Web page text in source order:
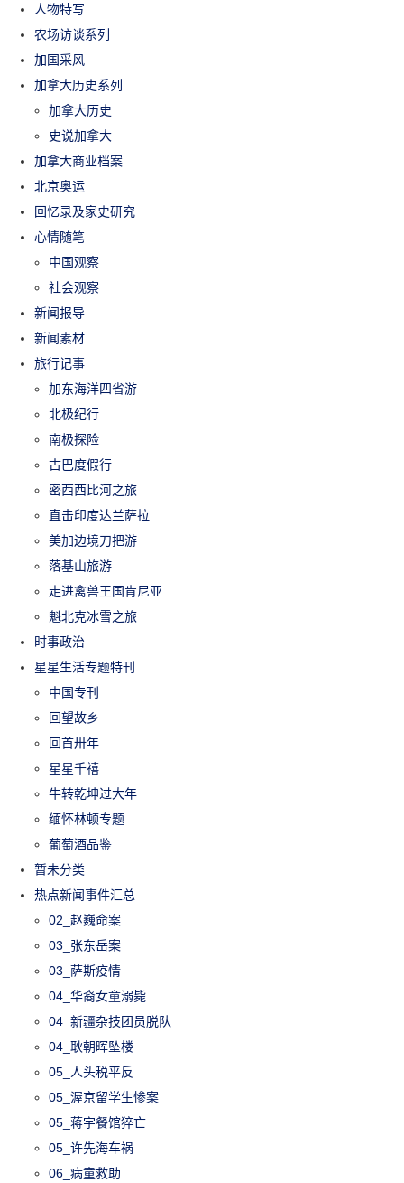
人物特写
农场访谈系列
加国采风
加拿大历史系列
加拿大历史
史说加拿大
加拿大商业档案
北京奥运
回忆录及家史研究
心情随笔
中国观察
社会观察
新闻报导
新闻素材
旅行记事
加东海洋四省游
北极纪行
南极探险
古巴度假行
密西西比河之旅
直击印度达兰萨拉
美加边境刀把游
落基山旅游
走进禽兽王国肯尼亚
魁北克冰雪之旅
时事政治
星星生活专题特刊
中国专刊
回望故乡
回首卅年
星星千禧
牛转乾坤过大年
缅怀林顿专题
葡萄酒品鉴
暂未分类
热点新闻事件汇总
02_赵巍命案
03_张东岳案
03_萨斯疫情
04_华裔女童溺毙
04_新疆杂技团员脱队
04_耿朝晖坠楼
05_人头税平反
05_渥京留学生惨案
05_蒋宇餐馆猝亡
05_许先海车祸
06_病童救助